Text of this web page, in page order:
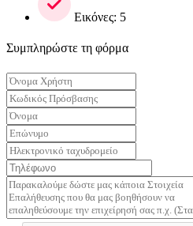
Εικόνες: 5
Συμπληρώστε τη φόρμα